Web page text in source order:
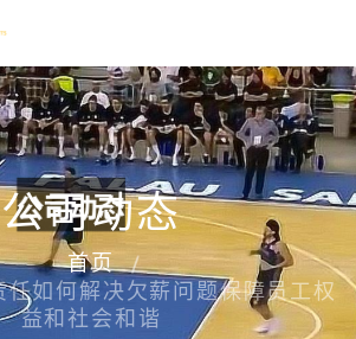
公司动态
首页
如何解决欠薪问题保障员工权
益和社会和谐